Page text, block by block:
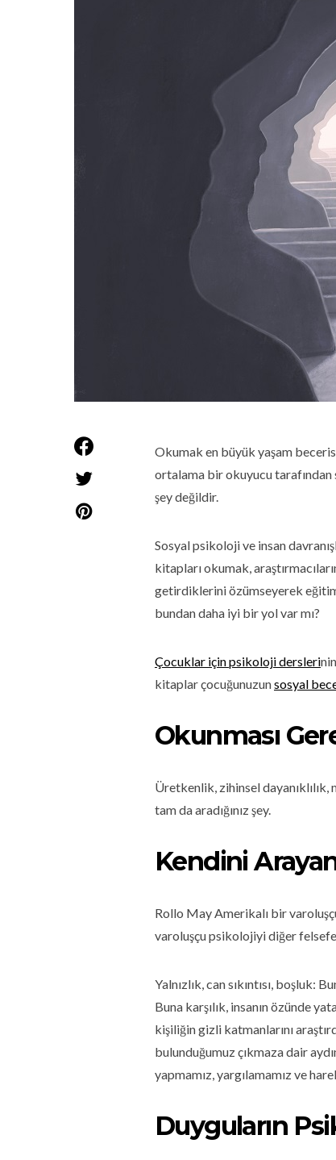
Okumak en büyük yaşam
ortalama bir okuyucu
şey değildir.
Sosyal psikoloji ve insan
kitapları okumak,
getirdiklerini özümseyerek
bundan daha iyi bir yol var mı?
Çocuklar için psikoloji dersleri
kitaplar çocuğunuzunsosyal
Okunması
Üretkenlik, zihinsel
tam da aradığınız şey.
Kendini
Rollo May Amerikalı bir
varoluşçu psikolojiyi diğer
Yalnızlık, can sıkıntısı, boşluk:
Buna karşılık, insanın özünde
kişiliğin gizli katmanlarını
bulunduğumuz çıkmaza dair
yapmamız, yargılamamız ve
Duyguların